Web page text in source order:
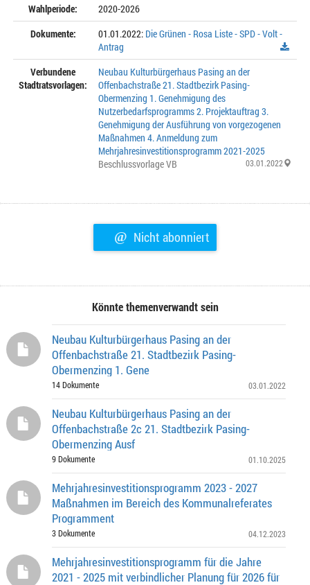
Wahlperiode:
2020-2026
Dokumente:
01.01.2022: Die Grünen - Rosa Liste - SPD - Volt -
Antrag
Verbundene
Stadtratsvorlagen:
Neubau Kulturbürgerhaus Pasing an der
Offenbachstraße 21. Stadtbezirk Pasing-
Obermenzing 1. Genehmigung des
Nutzerbedarfsprogramms 2. Projektauftrag 3.
Genehmigung der Ausführung von vorgezogenen
Maßnahmen 4. Anmeldung zum
Mehrjahresinvestitionsprogramm 2021-2025
Beschlussvorlage VB
03.01.2022
@ Nicht abonniert
Könnte themenverwandt sein
Neubau Kulturbürgerhaus Pasing an der
Offenbachstraße 21. Stadtbezirk Pasing-
Obermenzing 1. Gene
14 Dokumente 03.01.2022
Neubau Kulturbürgerhaus Pasing an der
Offenbachstraße 2c 21. Stadtbezirk Pasing-
Obermenzing Ausf
9 Dokumente 01.10.2025
Mehrjahresinvestitionsprogramm 2023 - 2027
Maßnahmen im Bereich des Kommunalreferates
Programment
3 Dokumente 04.12.2023
Mehrjahresinvestitionsprogramm für die Jahre
2021 - 2025 mit verbindlicher Planung für 2026 für